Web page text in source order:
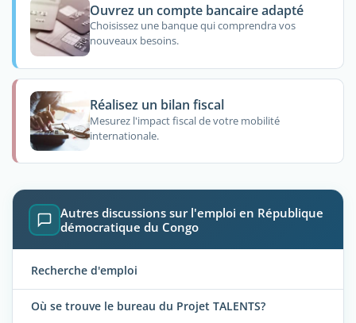
Ouvrez un compte bancaire adapté
Choisissez une banque qui comprendra vos
nouveaux besoins.
Réalisez un bilan fiscal
Mesurez l'impact fiscal de votre mobilité
internationale.
Autres discussions sur l'emploi en République
démocratique du Congo
Recherche d'emploi
Où se trouve le bureau du Projet TALENTS?